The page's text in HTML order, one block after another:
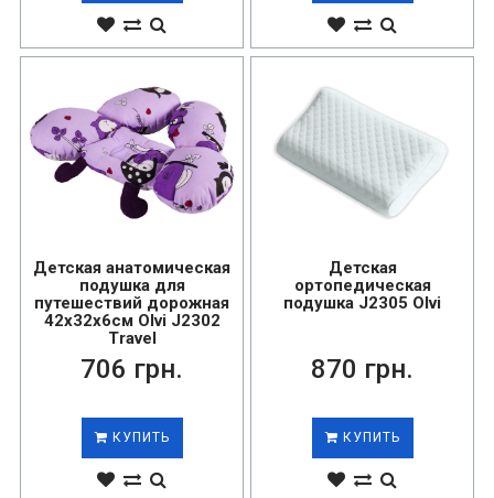
Детская анатомическая
подушка для
путешествий дорожная
42х32х6см Olvi J2302
Travel
706 грн.
КУПИТЬ
Детская
ортопедическая
подушка J2305 Olvi
870 грн.
КУПИТЬ